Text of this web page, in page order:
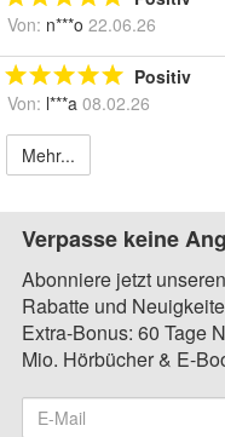
Von: n***o 22.06.26
Positiv
Von: l***a 08.02.26
Mehr...
Verpasse keine
Abonniere jetzt
Rabatte und
Extra-Bonus: 60 Tage
Mio. Hörbücher & E-